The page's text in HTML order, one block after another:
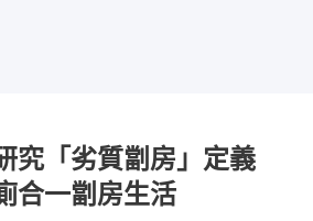
究「劣質劏房」定義
合一劏房生活